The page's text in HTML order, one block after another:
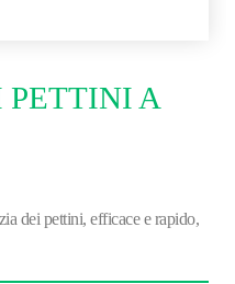
PETTINI A
dei pettini, efficace e rapido,